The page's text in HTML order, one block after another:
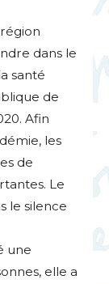
dans le
santé
de
Afin
les
de
Le
le silence
une
elle a